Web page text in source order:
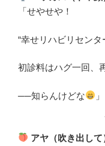
「せやせや！
“幸せリハビリセンタ
初診料はハグ一回、
──知らんけどな 」
アヤ（吹き出して